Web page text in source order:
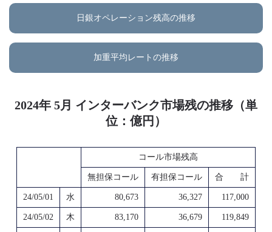
日銀オペレーション残高の推移
加重平均レートの推移
2024年 5月 インターバンク市場残の推移（単
位：億円）
コール市場残高
無担保コール 有担保コール 合 計
24/05/01 水 80,673 36,327 117,000
24/05/02 木 83,170 36,679 119,849